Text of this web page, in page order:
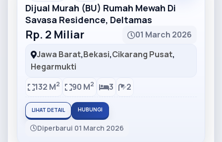
Dijual Murah (BU) Rumah Mewah Di
Savasa Residence, Deltamas
Rp. 2 Miliar
01 March 2026
Jawa Barat,Bekasi,Cikarang Pusat,
Hegarmukti
132 M2 90 M2 3 2
LIHAT DETAIL HUBUNGI
Diperbarui 01 March 2026